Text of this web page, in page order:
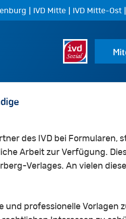
| IVD Mitte | IVD Mitte-Ost |
des IVD bei Formularen,
Arbeit zur Verfügung.
Verlages. An vielen
und professionelle Vorlagen